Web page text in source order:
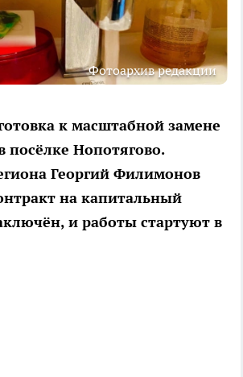
Фотоархив редакции
к масштабной замене
посёлке Нопотягово.
Георгий Филимонов
на капитальный
и работы стартуют в